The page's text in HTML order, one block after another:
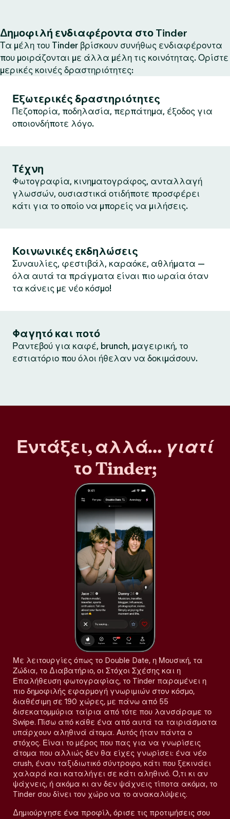
Δημοφιλή ενδιαφέροντα στο Tinder
Τα μέλη του Tinder βρίσκουν συνήθως ενδιαφέροντα
που μοιράζονται με άλλα μέλη τις κοινότητας. Ορίστε
μερικές κοινές δραστηριότητες:
Εξωτερικές δραστηριότητες
Πεζοπορία, ποδηλασία, περπάτημα, έξοδος για
οποιονδήποτε λόγο.
Τέχνη
Φωτογραφία, κινηματογράφος, ανταλλαγή
γλωσσών, ουσιαστικά οτιδήποτε προσφέρει
κάτι για το οποίο να μπορείς να μιλήσεις.
Κοινωνικές εκδηλώσεις
Συναυλίες, φεστιβάλ, καραόκε, αθλήματα —
όλα αυτά τα πράγματα είναι πιο ωραία όταν
τα κάνεις με νέο κόσμο!
Φαγητό και ποτό
Ραντεβού για καφέ, brunch, μαγειρική, το
εστιατόριο που όλοι ήθελαν να δοκιμάσουν.
Εντάξει, αλλά… γιατί
το Tinder;
Με λειτουργίες όπως το Double Date, η Μουσική, τα
Ζώδια, το Διαβατήριο, οι Στόχοι Σχέσης και η
Επαλήθευση φωτογραφίας, το Tinder παραμένει η
πιο δημοφιλής εφαρμογή γνωριμιών στον κόσμο,
διαθέσιμη σε 190 χώρες, με πάνω από 55
δισεκατομμύρια ταίρια από τότε που λανσάραμε το
Swipe. Πίσω από κάθε ένα από αυτά τα ταιριάσματα
υπάρχουν αληθινά άτομα. Αυτός ήταν πάντα ο
στόχος. Είναι το μέρος που πας για να γνωρίσεις
άτομα που αλλιώς δεν θα είχες γνωρίσει: ένα νέο
crush, έναν ταξιδιωτικό σύντροφο, κάτι που ξεκινάει
χαλαρά και καταλήγει σε κάτι αληθινό. Ό,τι κι αν
ψάχνεις, ή ακόμα κι αν δεν ψάχνεις τίποτα ακόμα, το
Tinder σου δίνει τον χώρο να το ανακαλύψεις.
Δημιούργησε ένα προφίλ, όρισε τις προτιμήσεις σου